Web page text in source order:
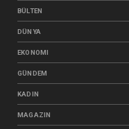
BÜLTEN
DÜNYA
EKONOMI
GÜNDEM
KADIN
MAGAZIN